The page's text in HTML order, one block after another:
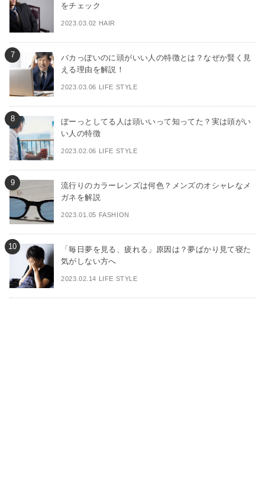
をチェック
2023.03.02 HAIR
バカっぽいのに頭がいい人の特徴とは？なぜか賢く見
える理由を解説！
2023.03.06 LIFE STYLE
ぼーっとしてる人は頭いいって知ってた？実は頭がい
い人の特徴
2023.02.06 LIFE STYLE
流行りのカラーレンズは何色？メンズのオシャレなメ
ガネを解説
2023.01.05 FASHION
「毎日夢を見る、疲れる」原因は？夢ばかり見て寝た
気がしない方へ
2023.02.14 LIFE STYLE